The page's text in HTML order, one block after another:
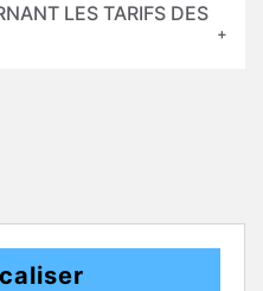
LES TARIFS DES